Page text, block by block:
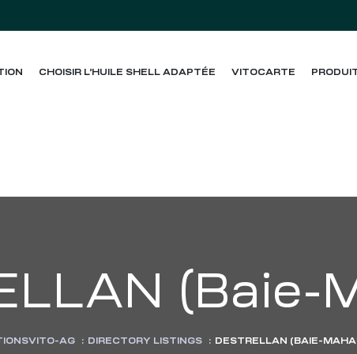
CHOISIR L’HUILE SHELL ADAPTÉE VITOCARTE
(Baie-
AG : DIRECTORY LISTINGS : DESTRELLAN (BAIE-